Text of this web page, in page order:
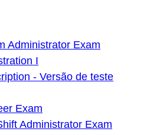
Administrator Exam
I
- Versão de teste
Exam
Administrator Exam